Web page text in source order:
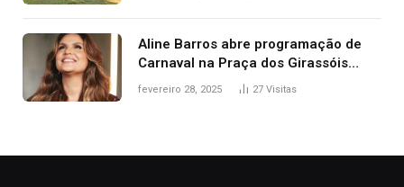
Aline Barros abre programação de
Carnaval na Praça dos Girassóis
nesta sexta-feira, em Palmas
fevereiro 28, 2025 27 Visitas